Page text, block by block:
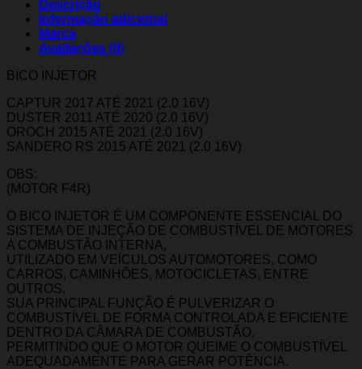
Descrição
Informação adicional
Marca
Avaliações (0)
BICO INJETOR
CAPTUR 2017 ATÉ 2021 (2.0 16V)
DUSTER 2011 ATÉ 2020 (2.0 16V)
OROCH 2015 ATÉ 2021 (2.0 16V)
SANDERO RS 2015 ATÉ 2021 (2.0 16V)
OBS:
(MOTOR F4R)
O BICO INJETOR É UM COMPONENTE ESSENCIAL DO
SISTEMA DE INJEÇÃO DE COMBUSTÍVEL DE MOTORES
A COMBUSTÃO INTERNA,
UTILIZADO EM VEÍCULOS AUTOMOTORES, COMO
CARROS, CAMINHÕES, MOTOCICLETAS, ENTRE
OUTROS.
SUA PRINCIPAL FUNÇÃO É PULVERIZAR O
COMBUSTÍVEL DE FORMA CONTROLADA E EFICIENTE
DENTRO DA CÂMARA DE COMBUSTÃO,
PERMITINDO QUE O MOTOR QUEIME O COMBUSTÍVEL
ADEQUADAMENTE PARA GERAR POTÊNCIA.